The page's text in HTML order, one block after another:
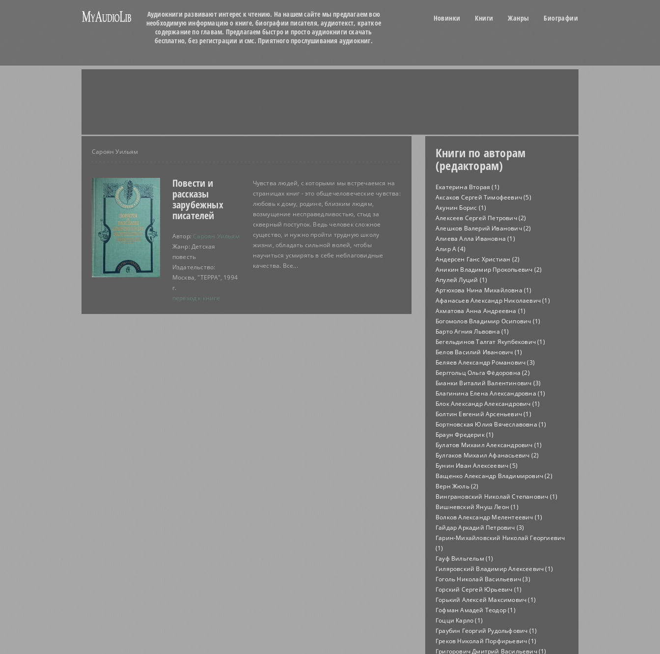
Аудиокниги развивают интерес к чтению. На нашем сайте мы предлагаем всю
необходимую информацию о книге, биографии писателя, аудиотекст, краткое
содержание по главам. Предлагаем быстро и просто аудиокниги скачать
бесплатно, без регистрации и смс. Приятного прослушивания аудиокниг.
Новинки Книги Жанры Биографии
Сароян Уильям
Повести и
рассказы
зарубежных
писателей
Автор: Сароян Уильям
Жанр: Детская
повесть
Издательство:
Москва, "ТЕРРА", 1994
г.
переход к книге
Чувства людей, с которыми мы встречаемся на
страницах книг - это общечеловеческие чувства:
любовь к дому, родине, близким людям,
возмущение несправедливостью, стыд за
скверный поступок. Ведь человек сложное
существо, и нужно пройти трудную школу
жизни, обладать сильной волей, чтобы
научиться усмирять в себе неблаговидные
качества. Все...
Книги по авторам
(редакторам)
Екатерина Вторая (1)
Аксаков Сергей Тимофеевич (5)
Акунин Борис (1)
Алексеев Сергей Петрович (2)
Алешков Валерий Иванович (2)
Алиева Алла Ивановна (1)
Алир А (4)
Андерсен Ганс Христиан (2)
Аникин Владимир Прокопьевич (2)
Апулей Луций (1)
Артюхова Нина Михайловна (1)
Афанасьев Александр Николаевич (1)
Ахматова Анна Андреевна (1)
Богомолов Владимир Осипович (1)
Барто Агния Львовна (1)
Бегельдинов Талгат Якупбекович (1)
Белов Василий Иванович (1)
Беляев Александр Романович (3)
Берггольц Ольга Фёдоровна (2)
Бианки Виталий Валентинович (3)
Благинина Елена Александровна (1)
Блок Александр Александрович (1)
Болтин Евгений Арсеньевич (1)
Бортновская Юлия Вячеславовна (1)
Браун Фредерик (1)
Булатов Михаил Александрович (1)
Булгаков Михаил Афанасьевич (2)
Бунин Иван Алексеевич (5)
Ващенко Александр Владимирович (2)
Верн Жюль (2)
Винграновский Николай Степанович (1)
Вишневский Януш Леон (1)
Волков Александр Мелентеевич (1)
Гайдар Аркадий Петрович (3)
Гарин-Михайловский Николай Георгиевич
(1)
Гауф Вильгельм (1)
Гиляровский Владимир Алексеевич (1)
Гоголь Николай Васильевич (3)
Горский Сергей Юрьевич (1)
Горький Алексей Максимович (1)
Гофман Амадей Теодор (1)
Гоцци Карло (1)
Граубин Георгий Рудольфович (1)
Греков Николай Порфирьевич (1)
Григорович Дмитрий Васильевич (1)